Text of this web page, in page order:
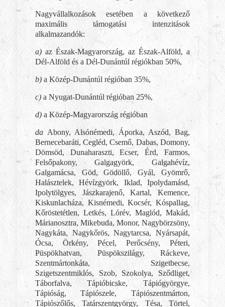
Nagyvállalkozások esetében a következő
maximális támogatási intenzitások
alkalmazandók:
a)az Észak-Magyarország, az Észak-Alföld, a
Dél-Alföld és a Dél-Dunántúl régiókban 50%,
b)a Közép-Dunántúl régióban 35%,
c)a Nyugat-Dunántúl régióban 25%,
d)a Közép-Magyarország régióban
daAbony, Alsónémedi, Áporka, Aszód, Bag,
Bernecebaráti, Cegléd, Csemő, Dabas, Domony,
Dömsöd, Dunaharaszti, Ecser, Érd, Farmos,
Felsőpakony, Galgagyörk, Galgahévíz,
Galgamácsa, Göd, Gödöllő, Gyál, Gyömrő,
Halásztelek, Hévízgyörk, Iklad, Ipolydamásd,
Ipolytölgyes, Jászkarajenő, Kartal, Kemence,
Kiskunlacháza, Kisnémedi, Kocsér, Kóspallag,
Kőröstetétlen, Letkés, Lórév, Maglód, Makád,
Márianosztra, Mikebuda, Monor, Nagybörzsöny,
Nagykáta, Nagykőrös, Nagytarcsa, Nyársapát,
Ócsa, Örkény, Pécel, Perőcsény, Péteri,
Püspökhatvan, Püspökszilágy, Ráckeve,
Szentmártonkáta, Szigetbecse,
Szigetszentmiklós, Szob, Szokolya, Sződliget,
Táborfalva, Tápióbicske, Tápiógyörgye,
Tápióság, Tápiószele, Tápiószentmárton,
Tápiószőlős, Tatárszentgyörgy, Tésa, Törtel,